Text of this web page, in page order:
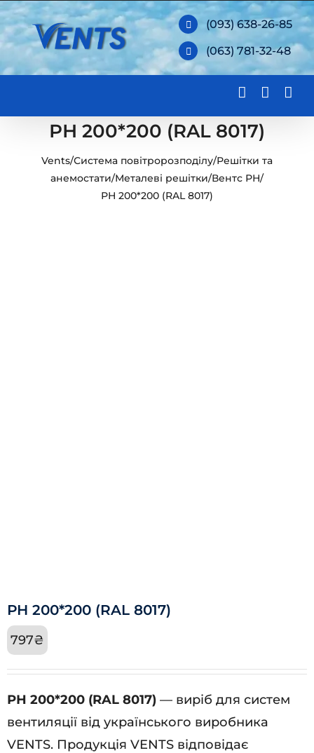
Skip
to
content
(093) 638-26-85
(063) 781-32-48
РН 200*200 (RAL 8017)
Vents/Система повітророзподілу/Решітки та
анемостати/Металеві решітки/Вентс РН/
РН 200*200 (RAL 8017)
РН 200*200 (RAL 8017)
797₴
РН 200*200 (RAL 8017) — виріб для систем
вентиляції від українського виробника
VENTS. Продукція VENTS відповідає